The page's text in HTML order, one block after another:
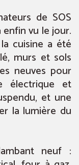
de SOS
enfin vu le jour.
cuisine a été
murs et sols
neuves pour
électrique et
et une
la lumière du
neuf :